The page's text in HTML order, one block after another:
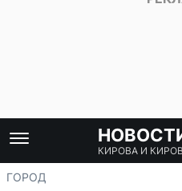
КИРОВА И
ГОРОД